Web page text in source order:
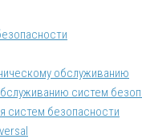
обслуживанию
систем
систем безопасности